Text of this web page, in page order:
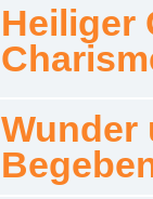
Heiliger
Wunder